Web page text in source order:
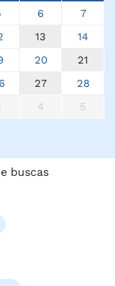
6
7
13
14
20
21
27
28
4 5
buscas